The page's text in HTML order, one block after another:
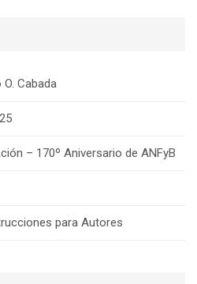
Cabada
– 170º Aniversario de ANFyB
para Autores